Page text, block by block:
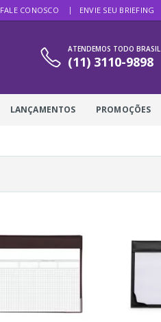
FALE CONOSCO ENVIE SEU BRIEFING
ATENDEMOS TODO BRASIL
(11) 3110-9898
LANÇAMENTOS PROMOÇÕES